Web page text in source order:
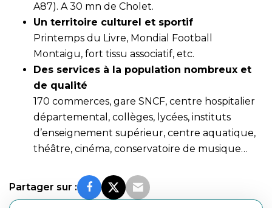
A87). A 30 mn de Cholet.
Un territoire culturel et sportif
Printemps du Livre, Mondial Football
Montaigu, fort tissu associatif, etc.
Des services à la population nombreux et
de qualité
170 commerces, gare SNCF, centre hospitalier
départemental, collèges, lycées, instituts
d’enseignement supérieur, centre aquatique,
théâtre, cinéma, conservatoire de musique…
Partager sur :